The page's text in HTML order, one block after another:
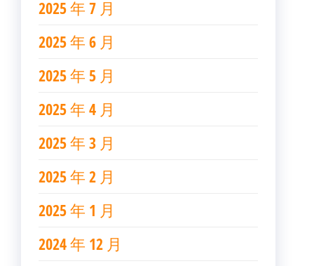
2025 年 7 月
2025 年 6 月
2025 年 5 月
2025 年 4 月
2025 年 3 月
2025 年 2 月
2025 年 1 月
2024 年 12 月